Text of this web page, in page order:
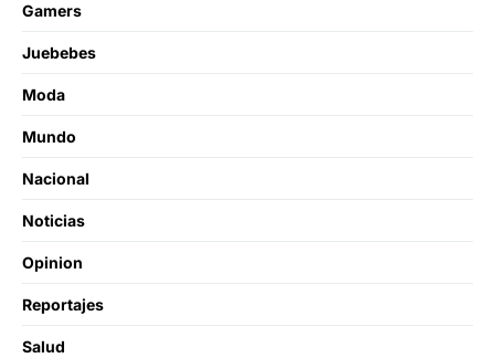
Gamers
Juebebes
Moda
Mundo
Nacional
Noticias
Opinion
Reportajes
Salud